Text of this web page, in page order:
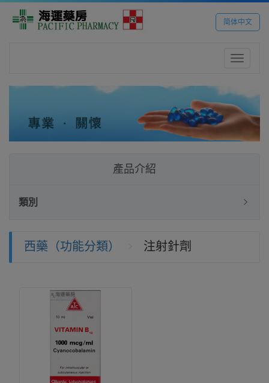
简体中文
Toggle
產品介紹
類別
西藥（功能分類） 注射針劑